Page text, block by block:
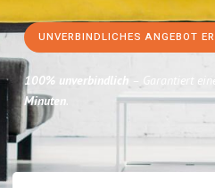
UNVERBINDLICHES ANGEBOT
100% unverbindlich – Garantiert
Minuten.